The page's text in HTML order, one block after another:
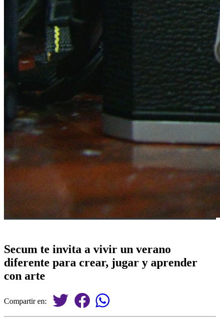
Secum te invita a vivir un verano
diferente para crear, jugar y aprender
con arte
Compartir en: